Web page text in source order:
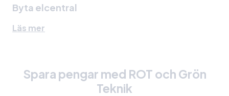
Byta elcentral
Läs mer
Spara pengar med ROT och Grön
Teknik